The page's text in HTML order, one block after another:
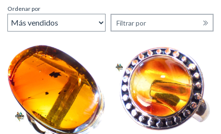
Ordenar por
Filtrar por